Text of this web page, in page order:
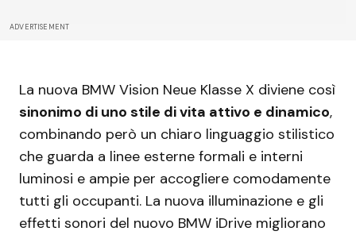
ADVERTISEMENT
La nuova BMW Vision Neue Klasse X diviene così
sinonimo di uno stile di vita attivo e dinamico,
combinando però un chiaro linguaggio stilistico
che guarda a linee esterne formali e interni
luminosi e ampie per accogliere comodamente
tutti gli occupanti. La nuova illuminazione e gli
effetti sonori del nuovo BMW iDrive migliorano